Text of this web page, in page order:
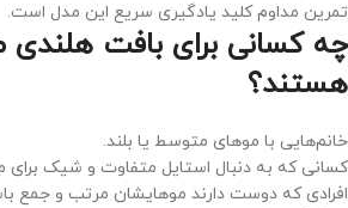
تمرین مداوم کلید یادگیری سریع این مدل است.
چه کسانی برای بافت
هستند؟
خانم‌هایی با موهای متوسط یا بلند.
کسانی که به دنبال استایل متفاوت و شیک
افرادی که دوست دارند موهایشان مرتب و جمع